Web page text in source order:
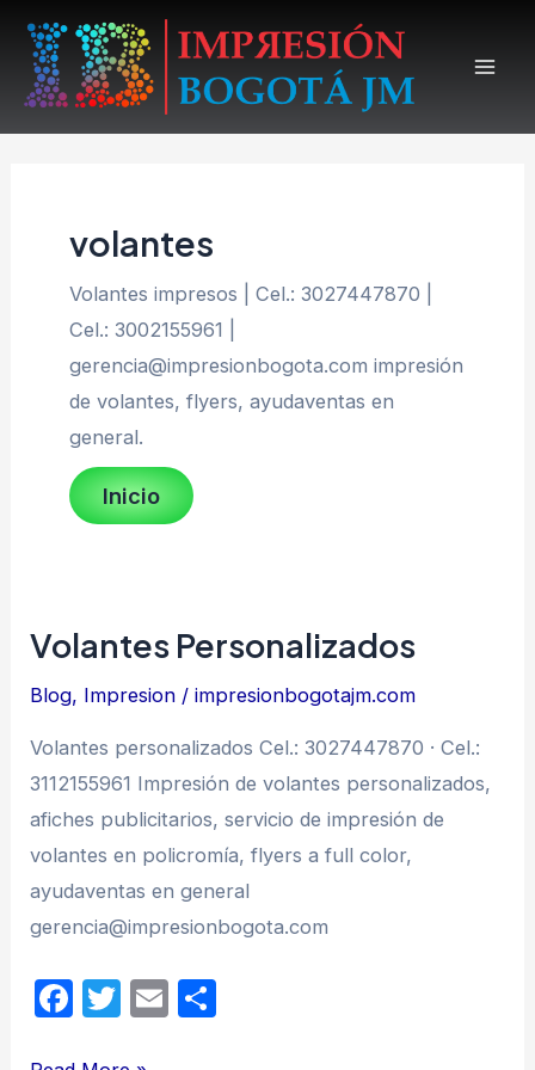
contenido
volantes
Volantes impresos | Cel.: 3027447870 |
Cel.: 3002155961 |
gerencia@impresionbogota.com impresión
de volantes, flyers, ayudaventas en
general.
Inicio
Volantes Personalizados
Blog, Impresion /impresionbogotajm.com
Volantes personalizados Cel.: 3027447870 · Cel.:
3112155961 Impresión de volantes personalizados,
afiches publicitarios, servicio de impresión de
volantes en policromía, flyers a full color,
ayudaventas en general
gerencia@impresionbogota.com
F
T
E